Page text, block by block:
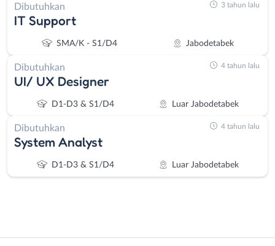
Dibutuhkan
IT Support
SMA/K - S1/D4 Jabodetabek
3 tahun lalu
Dibutuhkan
UI/ UX Designer
D1-D3 & S1/D4 Luar Jabodetabek
4 tahun lalu
Dibutuhkan
System Analyst
D1-D3 & S1/D4 Luar Jabodetabek
4 tahun lalu
Administrasi
Bebas